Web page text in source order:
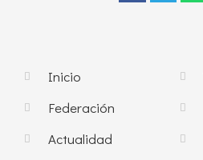
Inicio
Federación
Actualidad